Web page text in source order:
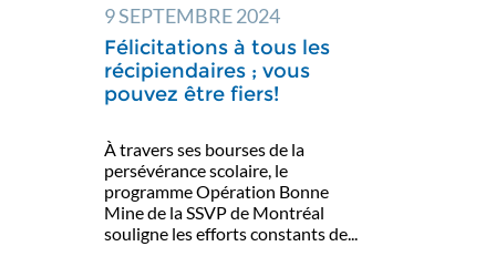
9 SEPTEMBRE 2024
Félicitations à tous les
récipiendaires ; vous
pouvez être fiers!
À travers ses bourses de la
persévérance scolaire, le
programme Opération Bonne
Mine de la SSVP de Montréal
souligne les efforts constants de...